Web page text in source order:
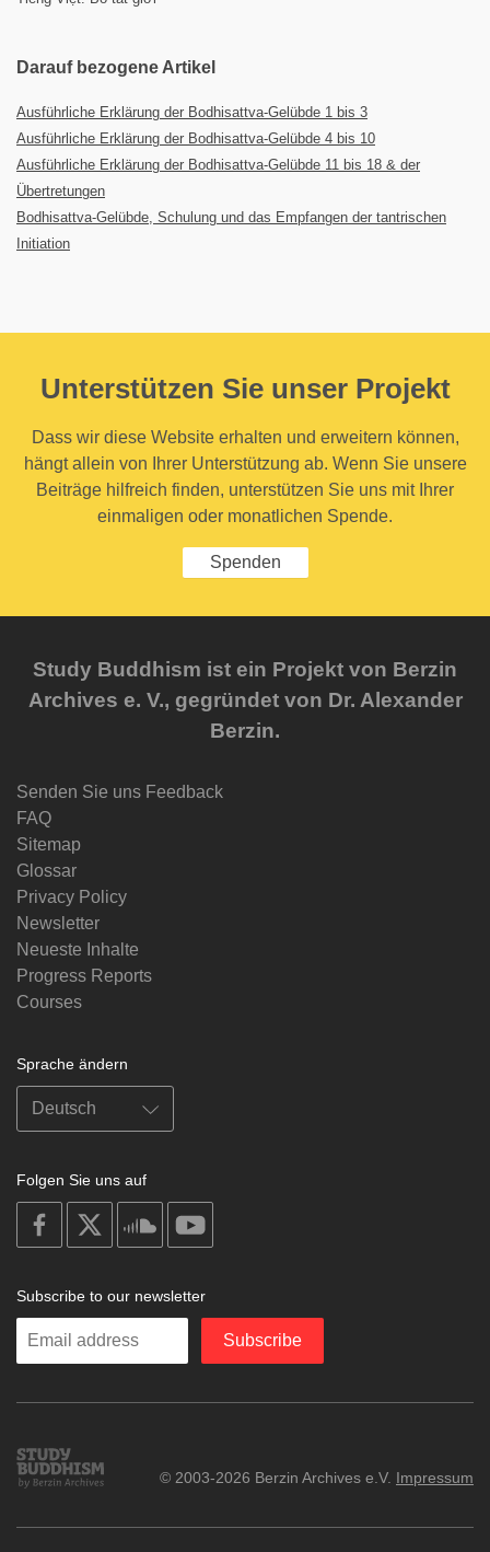
Darauf bezogene Artikel
Ausführliche Erklärung der Bodhisattva-Gelübde 1 bis 3
Ausführliche Erklärung der Bodhisattva-Gelübde 4 bis 10
Ausführliche Erklärung der Bodhisattva-Gelübde 11 bis 18 & der
Übertretungen
Bodhisattva-Gelübde, Schulung und das Empfangen der tantrischen
Initiation
Unterstützen Sie unser Projekt
Dass wir diese Website erhalten und erweitern können,
hängt allein von Ihrer Unterstützung ab. Wenn Sie unsere
Beiträge hilfreich finden, unterstützen Sie uns mit Ihrer
einmaligen oder monatlichen Spende.
Spenden
Study Buddhism ist ein Projekt von Berzin
Archives e. V., gegründet von Dr. Alexander
Berzin.
Senden Sie uns Feedback
FAQ
Sitemap
Glossar
Privacy Policy
Newsletter
Neueste Inhalte
Progress Reports
Courses
Sprache ändern
Folgen Sie uns auf
on
facebook
soundcloud
Subscribe to our newsletter
Enter
Subscribe
Study
Buddhism
© 2003-2026 Berzin Archives e.V. Impressum